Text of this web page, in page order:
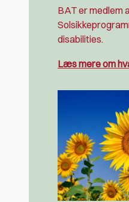
BAT er medlem
disabilities.
Læs mere om